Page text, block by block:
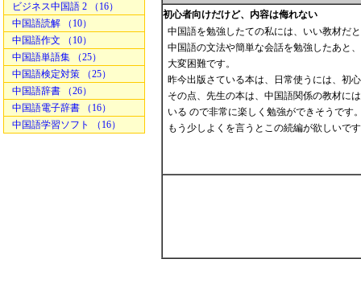
ビジネス中国語 2 （16）
中国語読解 （10）
中国語作文 （10）
中国語単語集 （25）
中国語検定対策 （25）
中国語辞書 （26）
中国語電子辞書 （16）
中国語学習ソフト （16）
初心者向けだけど、内容は侮れない
中国語を勉強したての私には、いい教材だ
中国語の文法や簡単な会話を勉強したあと
大変困難です。
昨今出版さている本は、日常使うには、初
その点、先生の本は、中国語関係の教材に
いる ので非常に楽しく勉強ができそうです
もう少しよくを言うとこの続編が欲しいで